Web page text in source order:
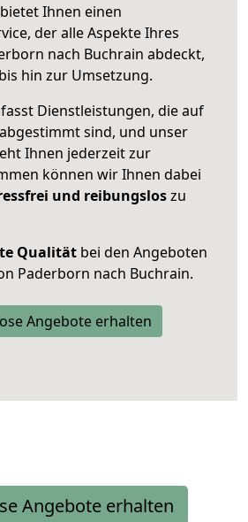
bietet Ihnen einen
der alle Aspekte Ihres
nach Buchrain abdeckt,
hin zur Umsetzung.
Dienstleistungen, die auf
sind, und unser
Ihnen jederzeit zur
können wir Ihnen dabei
und reibungsloszu
Qualität bei den Angeboten
Paderborn nach Buchrain.
Angebote erhalten
Angebote erhalten